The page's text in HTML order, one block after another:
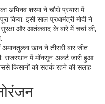
अभिनव शरमा ने चौथे प्रयास में
किया. इसी साल प्रधामंत्री मोदी ने
और आतंकवाद के बारे में चर्चा की,
खान ने तीसरी बार जीत
राजस्थान में मॉनसून अलर्ट जारी हुआ
किसानों को सतर्क रहने की सलाह